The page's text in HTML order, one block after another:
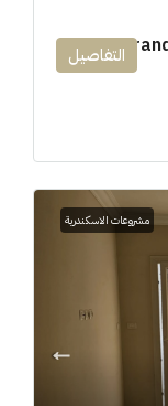
التفاصيل
مشروعات الاسكندرية